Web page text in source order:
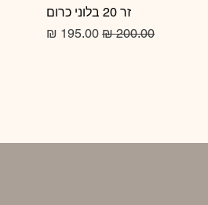
תצוגה מהירה
זר 20 בלוני כרום
מחיר רגיל מחיר מבצע